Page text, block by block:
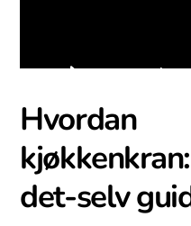
det-selv